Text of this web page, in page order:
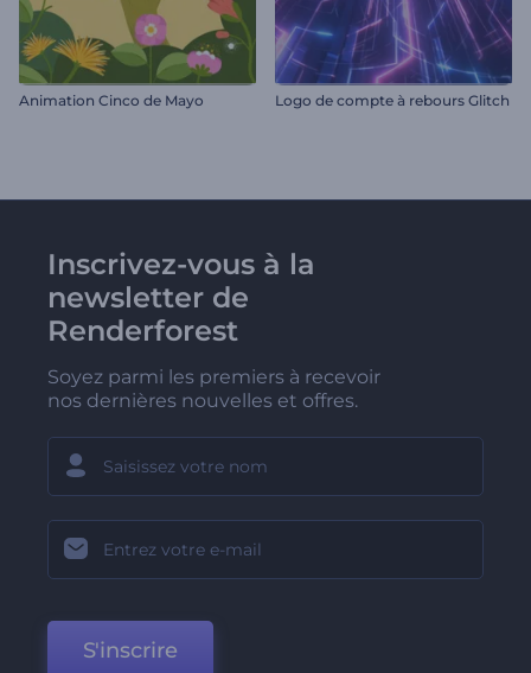
Animation Cinco de Mayo Logo de compte à rebours Glitch
Inscrivez-vous à la
newsletter de
Renderforest
Soyez parmi les premiers à recevoir
nos dernières nouvelles et offres.
S'inscrire